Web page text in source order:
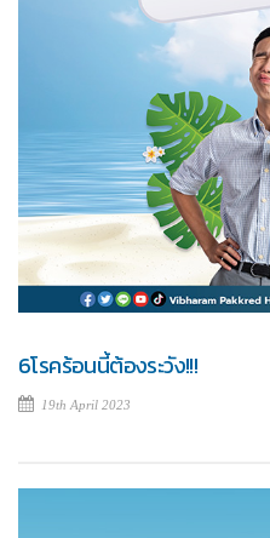
6โรคร้อนนี้ต้องระวัง!!!
19th April 2023